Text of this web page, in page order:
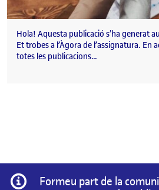
Hola! Aquesta publicació s’ha generat
Et trobes a l’Àgora de l’assignatura. En
totes les publicacions…
Informació
Formeu part de la